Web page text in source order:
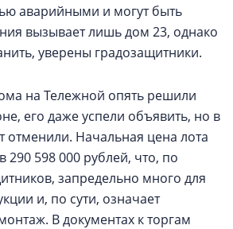
аварийными и могут быть
вызывает лишь дом 23, однако
уверены градозащитники.
на Тележной опять решили
его даже успели объявить, но в
отменили. Начальная цена лота
290 598 000 рублей, что, по
запредельно много для
и, по сути, означает
В документах к торгам